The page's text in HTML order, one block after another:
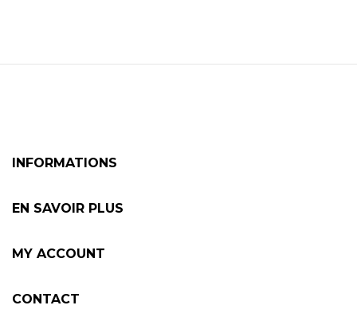
INFORMATIONS
EN SAVOIR PLUS
MY ACCOUNT
CONTACT